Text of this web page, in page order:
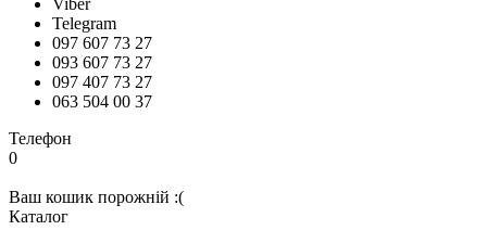
Viber
Telegram
097 607 73 27
093 607 73 27
097 407 73 27
063 504 00 37
Телефон
0
Ваш кошик порожній :(
Каталог